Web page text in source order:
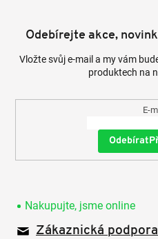
Odebírejte akce,
Vložte svůj e-mail a my vám
produktech na
E-
Nakupujte, jsme online
Zákaznická podpora